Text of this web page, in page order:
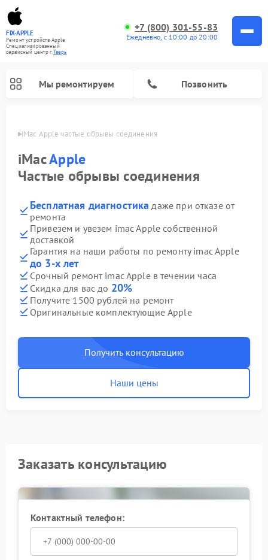
FIX-APPLE
Ремонт устройств Apple
Специализированный
cервисный центр г.Тверь
+7 (800) 301-55-83
Ежедневно, с 10:00 до 20:00
Мы ремонтируем Позвонить
iMac Apple частые обрывы соединения
iMacApple
Частые обрывы соединения
Бесплатная диагностика даже при отказе от
ремонта
Привезем и увезем imac Apple собственной
доставкой
Гарантия на наши работы по ремонту imac Apple
до 3-х лет
Срочный ремонт imac Apple в течении часа
Скидка для вас до 20%
Получите 1500 рублей на ремонт
Оригинальные комплектующие Apple
Получить консультацию
Наши цены
Заказать консультацию
Контактный телефон: